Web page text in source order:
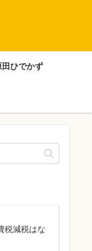
田ひでかず
税減税はな